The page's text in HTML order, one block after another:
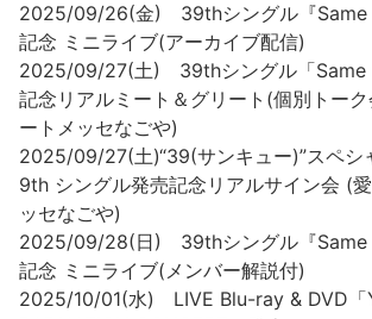
2025/09/26(金) 39thシングル『Same
記念 ミニライブ(アーカイブ配信)
2025/09/27(土) 39thシングル「Same
記念リアルミート＆グリート(個別トー
ートメッセなごや)
2025/09/27(土)“39(サンキュー)”スペシ
9th シングル発売記念リアルサイン会 (
ッセなごや)
2025/09/28(日) 39thシングル『Same
記念 ミニライブ(メンバー解説付)
2025/10/01(水) LIVE Blu-ray & DVD「